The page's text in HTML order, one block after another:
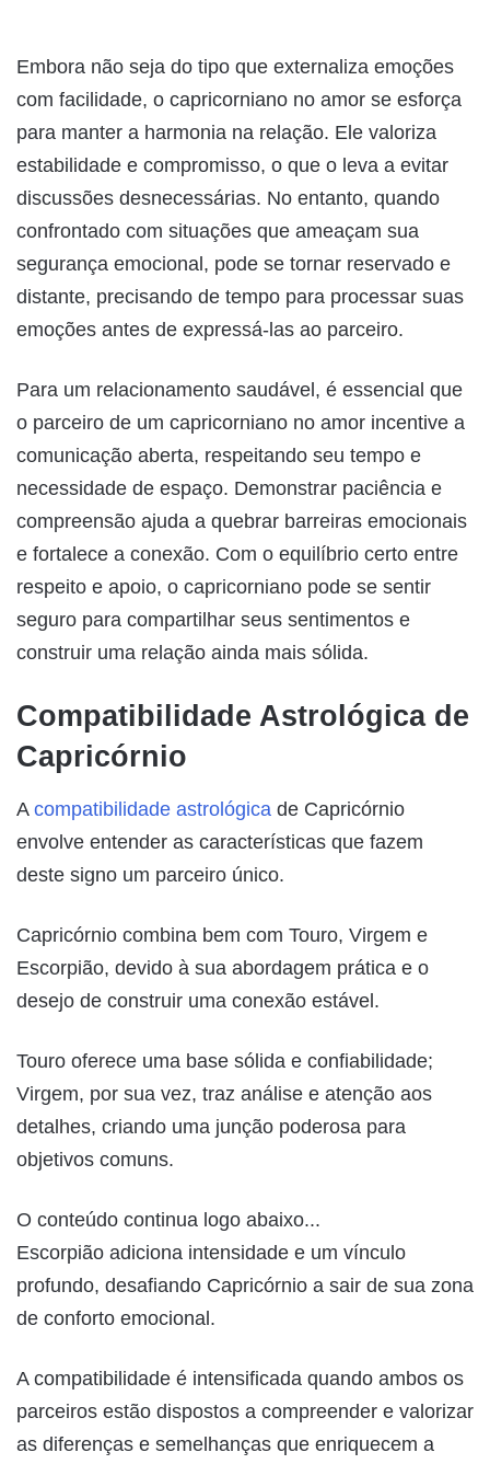
Embora não seja do tipo que externaliza emoções
com facilidade, o capricorniano no amor se esforça
para manter a harmonia na relação. Ele valoriza
estabilidade e compromisso, o que o leva a evitar
discussões desnecessárias. No entanto, quando
confrontado com situações que ameaçam sua
segurança emocional, pode se tornar reservado e
distante, precisando de tempo para processar suas
emoções antes de expressá-las ao parceiro.
Para um relacionamento saudável, é essencial que
o parceiro de um capricorniano no amor incentive a
comunicação aberta, respeitando seu tempo e
necessidade de espaço. Demonstrar paciência e
compreensão ajuda a quebrar barreiras emocionais
e fortalece a conexão. Com o equilíbrio certo entre
respeito e apoio, o capricorniano pode se sentir
seguro para compartilhar seus sentimentos e
construir uma relação ainda mais sólida.
Compatibilidade Astrológica de
Capricórnio
A compatibilidade astrológica de Capricórnio
envolve entender as características que fazem
deste signo um parceiro único.
Capricórnio combina bem com Touro, Virgem e
Escorpião, devido à sua abordagem prática e o
desejo de construir uma conexão estável.
Touro oferece uma base sólida e confiabilidade;
Virgem, por sua vez, traz análise e atenção aos
detalhes, criando uma junção poderosa para
objetivos comuns.
O conteúdo continua logo abaixo...
Escorpião adiciona intensidade e um vínculo
profundo, desafiando Capricórnio a sair de sua zona
de conforto emocional.
A compatibilidade é intensificada quando ambos os
parceiros estão dispostos a compreender e valorizar
as diferenças e semelhanças que enriquecem a